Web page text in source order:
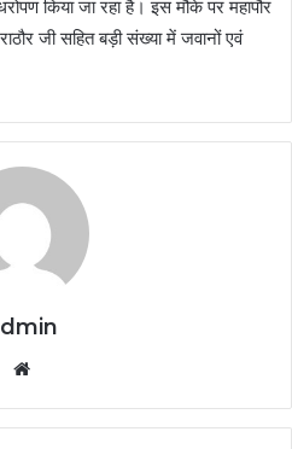
किया जा रहा है। इस मौके पर महापौर
जी सहित बड़ी संख्या में जवानों एवं